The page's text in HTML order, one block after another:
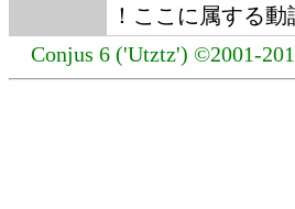
！ここに属する
Conjus 6 ('Utztz') ©2001-